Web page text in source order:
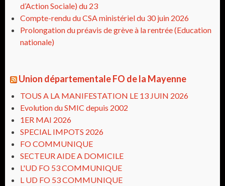
d’Action Sociale) du 23
Compte-rendu du CSA ministériel du 30 juin 2026
Prolongation du préavis de grève à la rentrée (Education
nationale)
Union départementale FO de la Mayenne
TOUS A LA MANIFESTATION LE 13 JUIN 2026
Evolution du SMIC depuis 2002
1ER MAI 2026
SPECIAL IMPOTS 2026
FO COMMUNIQUE
SECTEUR AIDE A DOMICILE
L'UD FO 53 COMMUNIQUE
L UD FO 53 COMMUNIQUE